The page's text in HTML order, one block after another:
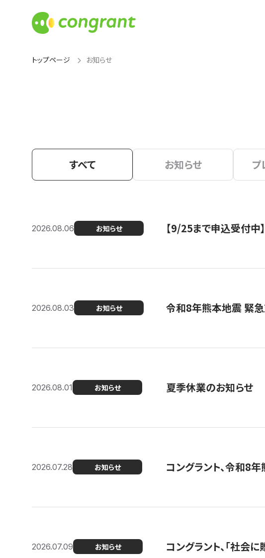
トップページ お知らせ
すべて お知らせ プ
2026.08.06 お知らせ 【9/25まで申込受付中
2026.08.03 お知らせ 令和8年熊本地震 緊
2026.08.01 お知らせ 夏季休業のお知らせ
2026.07.28 お知らせ コングラント、令和8
2026.07.09 お知らせ コングラント、「社会